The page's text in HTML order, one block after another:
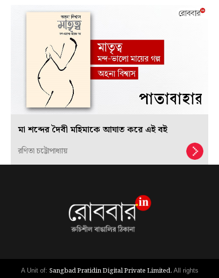
মা শব্দের দৈবী মহিমাকে আঘাত করে এই বই
রণিতা চট্টোপাধ্যায়
A Unit of: Sangbad Pratidin Digital Private Limited. All rights